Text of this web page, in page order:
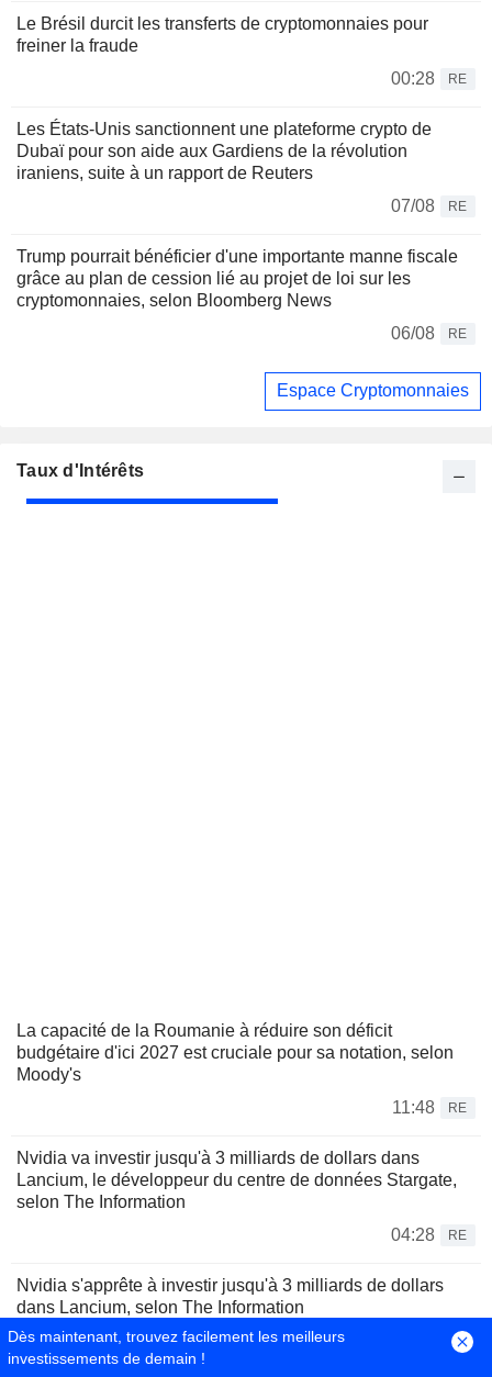
Le Brésil durcit les transferts de cryptomonnaies pour
freiner la fraude
00:28
RE
Les États-Unis sanctionnent une plateforme crypto de
Dubaï pour son aide aux Gardiens de la révolution
iraniens, suite à un rapport de Reuters
07/08
RE
Trump pourrait bénéficier d'une importante manne fiscale
grâce au plan de cession lié au projet de loi sur les
cryptomonnaies, selon Bloomberg News
06/08
RE
Espace Cryptomonnaies
Taux d'Intérêts
La capacité de la Roumanie à réduire son déficit
budgétaire d'ici 2027 est cruciale pour sa notation, selon
Moody's
11:48
RE
Nvidia va investir jusqu'à 3 milliards de dollars dans
Lancium, le développeur du centre de données Stargate,
selon The Information
04:28
RE
Nvidia s'apprête à investir jusqu'à 3 milliards de dollars
dans Lancium, selon The Information
RE
Dès maintenant, trouvez facilement les meilleurs
investissements de demain !